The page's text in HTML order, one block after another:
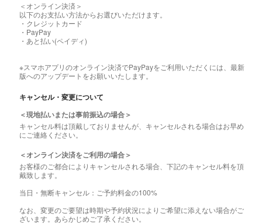
＜オンライン決済＞
以下のお支払い方法からお選びいただけます。
・クレジットカード
・PayPay
・あと払い(ペイディ)
※スマホアプリのオンライン決済でPayPayをご利用いただくには、最新
版へのアップデートをお願いいたします。
キャンセル・変更について
＜現地払いまたは事前振込の場合＞
キャンセル料は頂戴しておりませんが、キャンセルされる場合はお早め
にご連絡ください。
＜オンライン決済をご利用の場合＞
お客様のご都合によりキャンセルされる場合、下記のキャンセル料を頂
戴致します。
当日・無断キャンセル：ご予約料金の100%
なお、変更のご要望は時期や予約状況によりご希望に添えない場合がご
ざいます。あらかじめご了承ください。